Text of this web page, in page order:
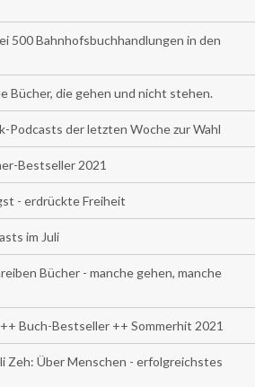
500 Bahnhofsbuchhandlungen in den
Bücher, die gehen und nicht stehen.
Podcasts der letzten Woche zur Wahl
Bestseller 2021
- erdrückte Freiheit
im Juli
Bücher - manche gehen, manche
Buch-Bestseller ++ Sommerhit 2021
Zeh: Über Menschen - erfolgreichstes